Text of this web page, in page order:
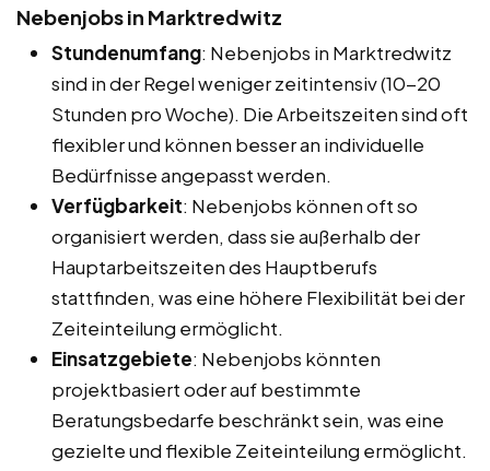
Nebenjobs in Marktredwitz
Stundenumfang: Nebenjobs in Marktredwitz
sind in der Regel weniger zeitintensiv (10-20
Stunden pro Woche). Die Arbeitszeiten sind oft
flexibler und können besser an individuelle
Bedürfnisse angepasst werden.
Verfügbarkeit: Nebenjobs können oft so
organisiert werden, dass sie außerhalb der
Hauptarbeitszeiten des Hauptberufs
stattfinden, was eine höhere Flexibilität bei der
Zeiteinteilung ermöglicht.
Einsatzgebiete: Nebenjobs könnten
projektbasiert oder auf bestimmte
Beratungsbedarfe beschränkt sein, was eine
gezielte und flexible Zeiteinteilung ermöglicht.